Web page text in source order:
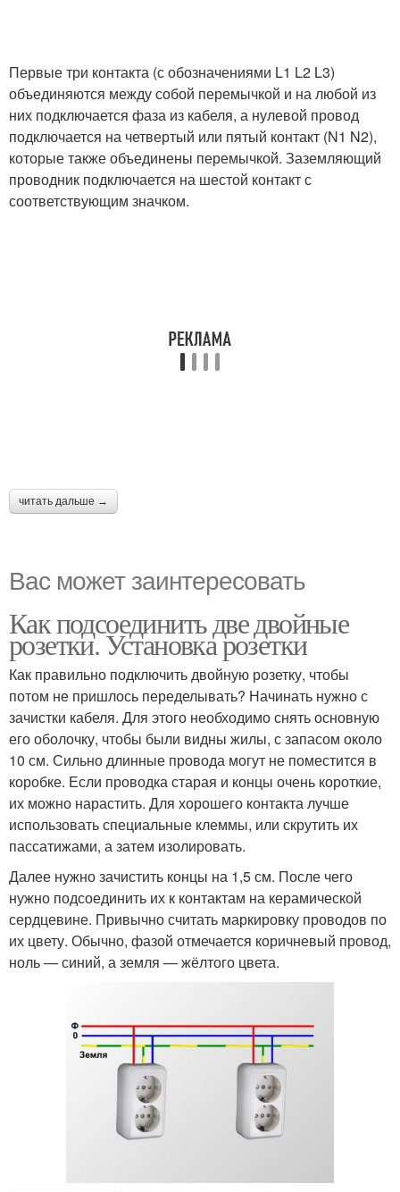
Первые три контакта (с обозначениями L1 L2 L3)
объединяются между собой перемычкой и на любой из
них подключается фаза из кабеля, а нулевой провод
подключается на четвертый или пятый контакт (N1 N2),
которые также объединены перемычкой. Заземляющий
проводник подключается на шестой контакт с
соответствующим значком.
читать дальше →
Вас может заинтересовать
Как подсоединить две двойные
розетки. Установка розетки
Как правильно подключить двойную розетку, чтобы
потом не пришлось переделывать? Начинать нужно с
зачистки кабеля. Для этого необходимо снять основную
его оболочку, чтобы были видны жилы, с запасом около
10 см. Сильно длинные провода могут не поместится в
коробке. Если проводка старая и концы очень короткие,
их можно нарастить. Для хорошего контакта лучше
использовать специальные клеммы, или скрутить их
пассатижами, а затем изолировать.
Далее нужно зачистить концы на 1,5 см. После чего
нужно подсоединить их к контактам на керамической
сердцевине. Привычно считать маркировку проводов по
их цвету. Обычно, фазой отмечается коричневый провод,
ноль — синий, а земля — жёлтого цвета.